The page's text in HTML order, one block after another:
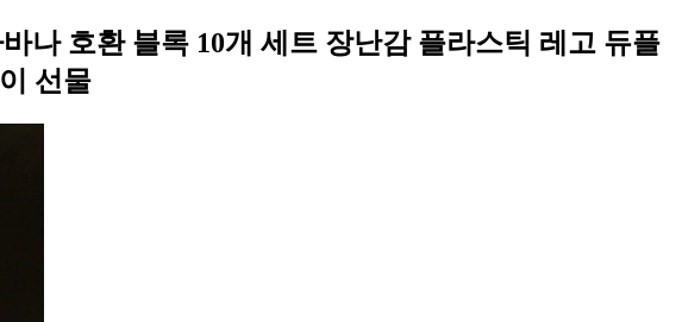
나 호환 블록 10개 세트 장난감 플라스틱 레고 듀플
선물